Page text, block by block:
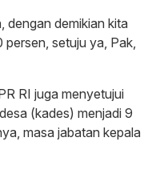
dengan demikian kita
setuju ya, Pak,
RI juga menyetujui
(kades) menjadi 9
masa jabatan kepala